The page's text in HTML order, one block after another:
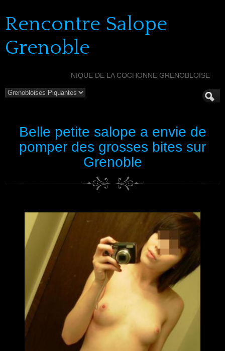
Rencontre Salope
Grenoble
NIQUE DE LA COCHONNE GRENOBLOISE
Belle petite salope a envie de
pomper des grosses bites sur
Grenoble